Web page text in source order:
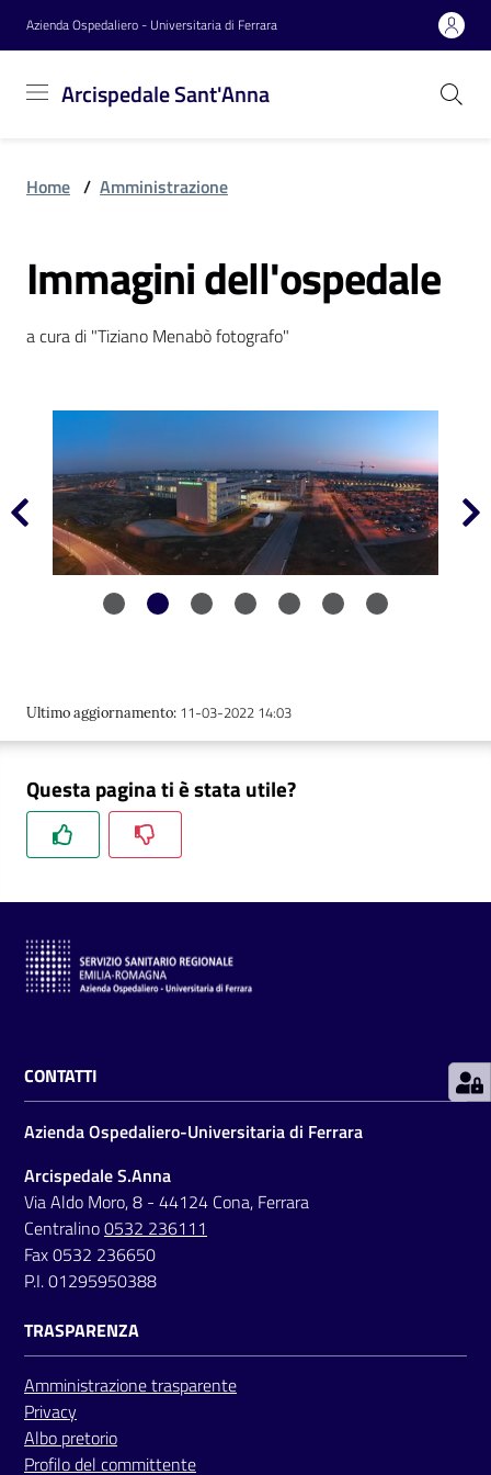
Vai al contenuto
Vai alla navigazione
Vai al footer
Azienda Ospedaliero - Universitaria di Ferrara
Arcispedale Sant'Anna
Sant'Anna
Azienda
Servizi
Novità
t
a
e
i
r
i
z
i
a
i
t
à
d
i
g
n
e
r
e
A
Home / Amministrazione
Immagini dell'ospedale
a cura di "Tiziano Menabò fotografo"
Precedente
Ultimo aggiornamento: 11-03-2022 14:03
Questa pagina ti è stata utile?
CONTATTI
Azienda Ospedaliero-Universitaria di Ferrara
Arcispedale S.Anna
Via Aldo Moro, 8 - 44124 Cona, Ferrara
Centralino0532 236111
Fax 0532 236650
P.I. 01295950388
TRASPARENZA
Amministrazione trasparente
Privacy
Albo pretorio
Profilo del committente